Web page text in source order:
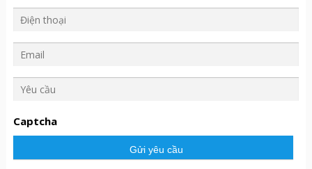
c
ầ
Captcha